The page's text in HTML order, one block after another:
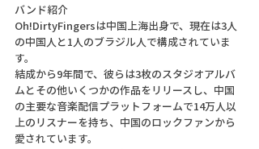
バンド紹介
Oh!DirtyFingersは中国上海出身で、現在は3人
の中国人と1人のブラジル人で構成されていま
す。
結成から9年間で、彼らは3枚のスタジオアルバ
ムとその他いくつかの作品をリリースし、中国
の主要な音楽配信プラットフォームで14万人以
上のリスナーを持ち、中国のロックファンから
愛されています。